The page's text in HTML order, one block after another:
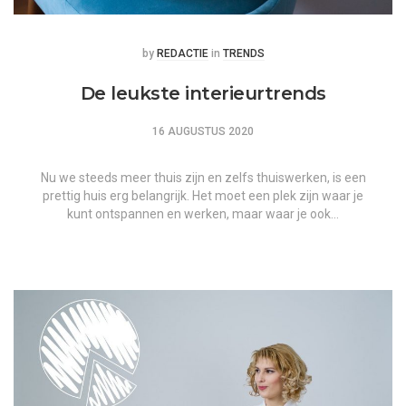
Posted
by REDACTIE Posted
in TRENDS
De leukste interieurtrends
16 AUGUSTUS 2020
Nu we steeds meer thuis zijn en zelfs thuiswerken, is een
prettig huis erg belangrijk. Het moet een plek zijn waar je
kunt ontspannen en werken, maar waar je ook…